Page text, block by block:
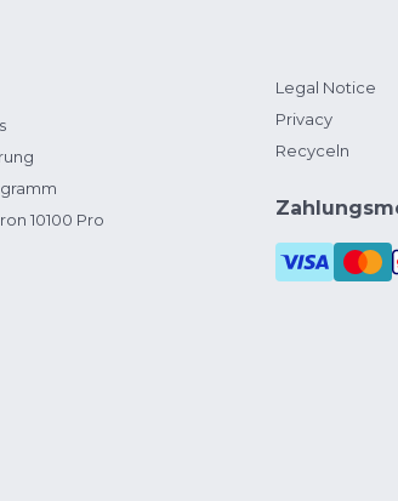
10100 Pro
Legal Notice
Privacy
Recyceln